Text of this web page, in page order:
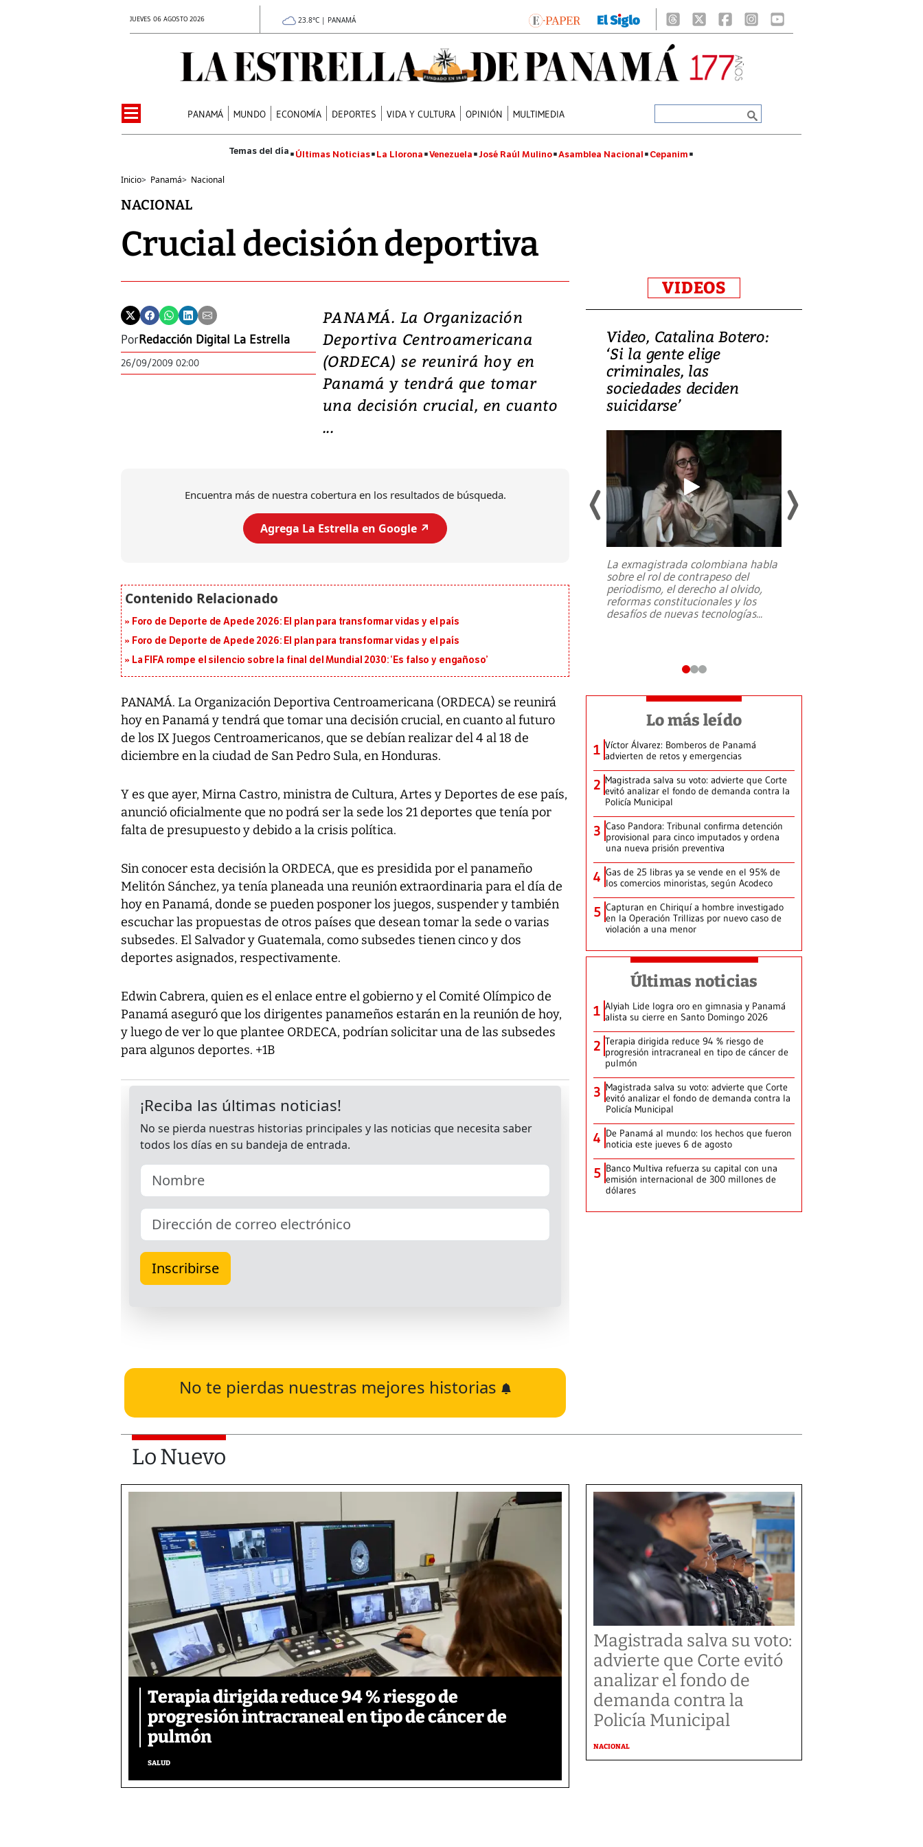
JUEVES 06 AGOSTO 2026 23.8°C | PANAMÁ
PANAMÁ MUNDO ECONOMÍA DEPORTES VIDA Y CULTURA OPINIÓN MULTIMEDIA
Últimas Noticias La Llorona Venezuela José Raúl Mulino Asamblea Nacional Cepanim
Inicio> Panamá> Nacional
NACIONAL
Crucial decisión deportiva
PorRedacción Digital La Estrella
26/09/2009 02:00
PANAMÁ. La Organización
Deportiva Centroamericana
(ORDECA) se reunirá hoy en
Panamá y tendrá que tomar
una decisión crucial, en cuanto
...
Encuentra más de nuestra cobertura en los resultados de búsqueda.
Agrega La Estrella en Google ↗️
Foro de Deporte de Apede 2026: El plan para transformar vidas y el país
Foro de Deporte de Apede 2026: El plan para transformar vidas y el país
La FIFA rompe el silencio sobre la final del Mundial 2030: ‘Es falso y engañoso’
PANAMÁ. La Organización Deportiva Centroamericana (ORDECA) se reunirá
hoy en Panamá y tendrá que tomar una decisión crucial, en cuanto al futuro
de los IX Juegos Centroamericanos, que se debían realizar del 4 al 18 de
diciembre en la ciudad de San Pedro Sula, en Honduras.
Y es que ayer, Mirna Castro, ministra de Cultura, Artes y Deportes de ese país,
anunció oficialmente que no podrá ser la sede los 21 deportes que tenía por
falta de presupuesto y debido a la crisis política.
Sin conocer esta decisión la ORDECA, que es presidida por el panameño
Melitón Sánchez, ya tenía planeada una reunión extraordinaria para el día de
hoy en Panamá, donde se pueden posponer los juegos, suspender y también
escuchar las propuestas de otros países que desean tomar la sede o varias
subsedes. El Salvador y Guatemala, como subsedes tienen cinco y dos
deportes asignados, respectivamente.
Edwin Cabrera, quien es el enlace entre el gobierno y el Comité Olímpico de
Panamá aseguró que los dirigentes panameños estarán en la reunión de hoy,
y luego de ver lo que plantee ORDECA, podrían solicitar una de las subsedes
para algunos deportes. +1B
No te pierdas nuestras mejores historias
VIDEOS
Video, Japón: Terremoto
deja heridos y graves
daños en Kumamoto
Un fuerte terremoto de magnitud
7,1 se registró este martes 28 de
Video, Catalina Botero:
‘Si la gente elige
criminales, las
sociedades deciden
suicidarse’
La exmagistrada colombiana habla
sobre el rol de contrapeso del
periodismo, el derecho al olvido,
reformas constitucionales y los
desafíos de nuevas tecnologías...
Lo más leído
1 Víctor Álvarez: Bomberos de Panamá
advierten de retos y emergencias
2 Magistrada salva su voto: advierte que Corte
evitó analizar el fondo de demanda contra la
Policía Municipal
3 Caso Pandora: Tribunal confirma detención
provisional para cinco imputados y ordena
una nueva prisión preventiva
4 Gas de 25 libras ya se vende en el 95% de
los comercios minoristas, según Acodeco
5 Capturan en Chiriquí a hombre investigado
en la Operación Trillizas por nuevo caso de
violación a una menor
Últimas noticias
1 Alyiah Lide logra oro en gimnasia y Panamá
alista su cierre en Santo Domingo 2026
2 Terapia dirigida reduce 94 % riesgo de
progresión intracraneal en tipo de cáncer de
pulmón
3 Magistrada salva su voto: advierte que Corte
evitó analizar el fondo de demanda contra la
Policía Municipal
4 De Panamá al mundo: los hechos que fueron
noticia este jueves 6 de agosto
5 Banco Multiva refuerza su capital con una
emisión internacional de 300 millones de
dólares
Lo Nuevo
Terapia dirigida reduce 94 % riesgo de
progresión intracraneal en tipo de cáncer de
pulmón
SALUD
Magistrada salva su voto:
advierte que Corte evitó
analizar el fondo de
demanda contra la
Policía Municipal
NACIONAL